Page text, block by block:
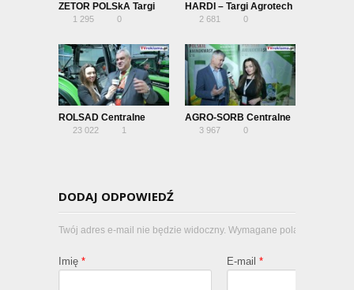
ZETOR POLSkA Targi
Agrotech
1 295 0
HARDI – Targi Agrotech
20192 681 0
ROLSAD Centralne
Targi Rolnicze 2019
23 022 1
AGRO-SORB Centralne
Targi Rolnicze 2019
3 967 0
DODAJ ODPOWIEDŹ
Twój adres e-mail nie będzie widoczny. Wymagane pola oznaczone
Imię * E-mail *